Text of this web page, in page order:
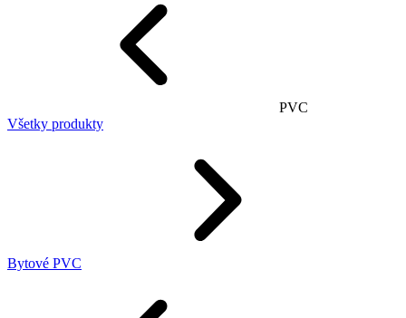
PVC
Všetky produkty
Bytové PVC